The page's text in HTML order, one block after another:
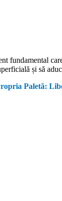
fundamental
și să
Paletă: